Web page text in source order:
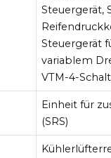
Steuergerät,
Steuergerät
variablem
VTM-4-
Einheit für
(SRS)